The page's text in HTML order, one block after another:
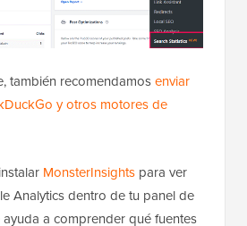
también recomendamosenviar
y otros motores de
MonsterInsights para ver
Analytics dentro de tu panel de
a comprender qué fuentes